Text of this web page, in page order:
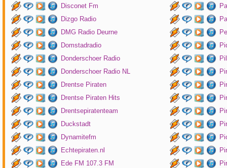
Disconet Fm
Dizgo Radio
DMG Radio Deurne
Domstadradio
Donderschoer Radio
Donderschoer Radio NL
Drentse Piraten
Drentse Piraten Hits
Drentsepiratenteam
Duckstadt
Dynamitefm
Echtepiraten.nl
Ede FM 107.3 FM